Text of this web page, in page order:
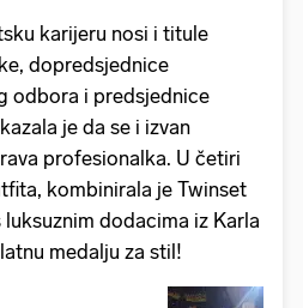
karijeru nosi i titule
dopredsjednice
odbora i predsjednice
je da se i izvan
profesionalka. U četiri
kombinirala je Twinset
dodacima iz Karla
medalju za stil!